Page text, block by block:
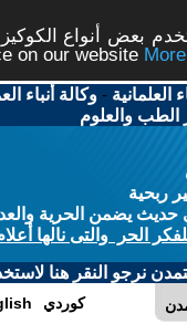
بعض أنواع
on our website
العلمانية -وكالة أنباء
الطب والعلوم
ربحية
يضمن الحرية
الحر والتى نالها
نرجو النقر هنا
كوردي